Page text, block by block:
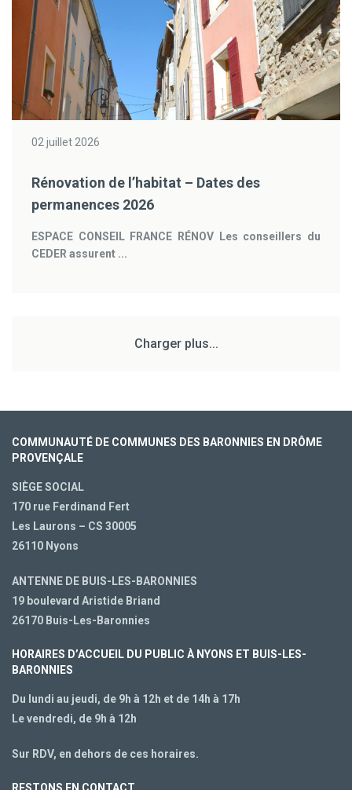
02 juillet 2026
Rénovation de l’habitat – Dates des
permanences 2026
ESPACE CONSEIL FRANCE RÉNOV
Les conseillers du
CEDER assurent ...
Charger plus...
COMMUNAUTÉ DE COMMUNES DES BARONNIES EN DRÔME
PROVENÇALE
SIÈGE SOCIAL
170 rue Ferdinand Fert
Les Laurons – CS 30005
26110 Nyons
ANTENNE DE BUIS-LES-BARONNIES
19 boulevard Aristide Briand
26170 Buis-Les-Baronnies
HORAIRES D’ACCUEIL DU PUBLIC À NYONS ET BUIS-LES-
BARONNIES
Du lundi au jeudi, de 9h à 12h et de 14h à 17h
Le vendredi, de 9h à 12h
Sur RDV, en dehors de ces horaires.